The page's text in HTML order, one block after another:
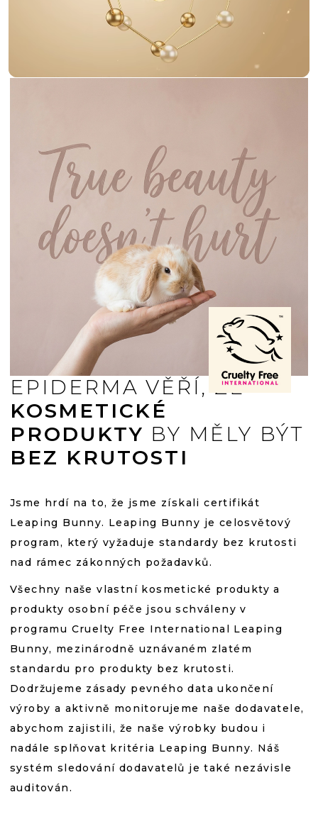
EPIDERMA VĚŘÍ, ŽE
KOSMETICKÉ
PRODUKTY BY MĚLY BÝT
BEZ KRUTOSTI
Jsme hrdí na to, že jsme získali certifikát
Leaping Bunny. Leaping Bunny je celosvětový
program, který vyžaduje standardy bez krutosti
nad rámec zákonných požadavků.
Všechny naše vlastní kosmetické produkty a
produkty osobní péče jsou schváleny v
programu Cruelty Free International Leaping
Bunny, mezinárodně uznávaném zlatém
standardu pro produkty bez krutosti.
Dodržujeme zásady pevného data ukončení
výroby a aktivně monitorujeme naše dodavatele,
abychom zajistili, že naše výrobky budou i
nadále splňovat kritéria Leaping Bunny. Náš
systém sledování dodavatelů je také nezávisle
auditován.